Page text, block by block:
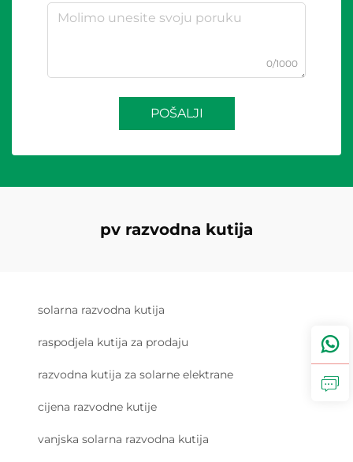
0/1000
POŠALJI
pv razvodna kutija
solarna razvodna kutija
raspodjela kutija za prodaju
razvodna kutija za solarne elektrane
cijena razvodne kutije
vanjska solarna razvodna kutija